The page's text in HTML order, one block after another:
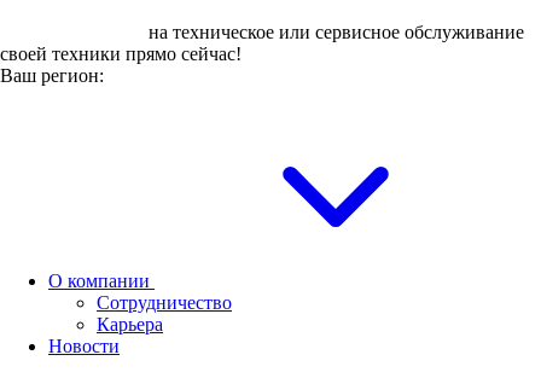
на техническое или сервисное обслуживание
своей техники прямо сейчас!
Ваш регион:
О компании
Сотрудничество
Карьера
Новости